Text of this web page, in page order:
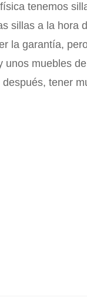
tenemos
sillas a la hora
la garantía,
muebles
tener